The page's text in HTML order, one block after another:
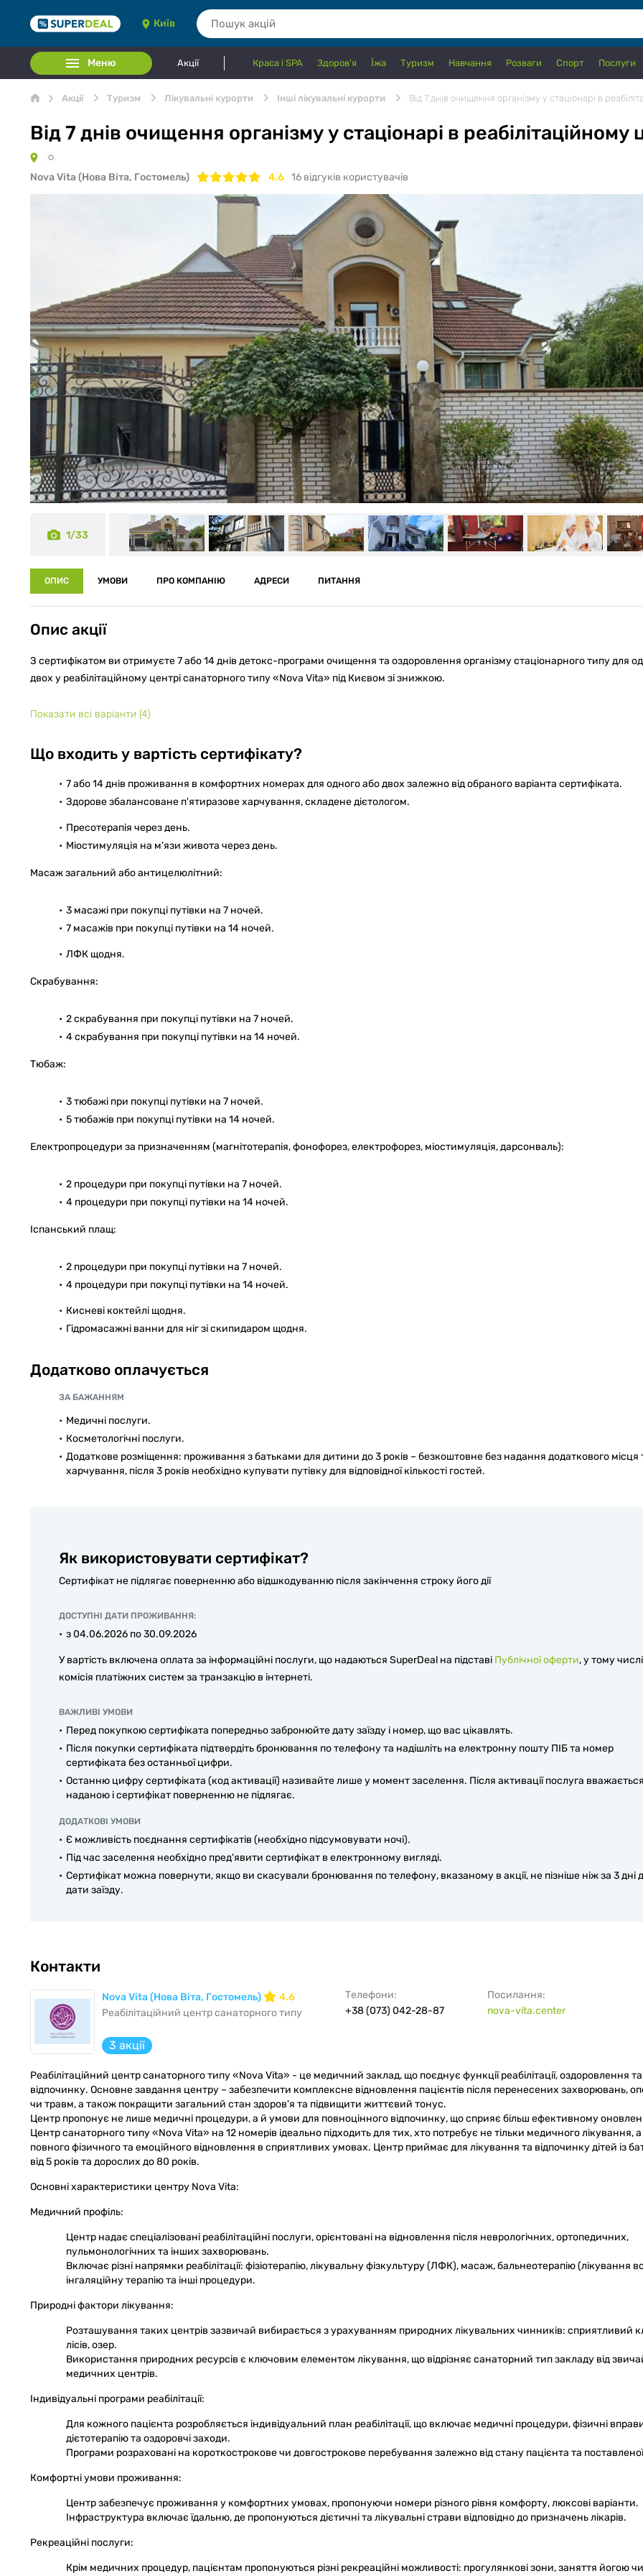
Київ
Меню Акції Краса і SPA Здоров'я Їжа Туризм Навчання Розваги Спорт Послуги
Акції Туризм Лікувальні курорти Інші лікувальні курорти Від 7 днів очищення організму у стаціонарі в
Від 7 днів очищення організму у стаціонарі в реабілітаційному
Nova Vita (Нова Віта, Гостомель) 4.6 16 відгуків користувачів
1/33
ОПИС УМОВИ ПРО КОМПАНІЮ АДРЕСИ ПИТАННЯ
Опис акції
З сертифікатом ви отримуєте 7 або 14 днів детокс-програми очищення та оздоровлення організму стаціонарного типу для
двох у реабілітаційному центрі санаторного типу «Nova Vita» під Києвом зі знижкою.
Показати всі варіанти (4)
Що входить у вартість сертифікату?
7 або 14 днів проживання в комфортних номерах для одного або двох залежно від обраного варіанта сертифіката.
Здорове збалансоване п'ятиразове харчування, складене дієтологом.
Пресотерапія через день.
Міостимуляція на м'язи живота через день.
Масаж загальний або антицелюлітний:
3 масажі при покупці путівки на 7 ночей.
7 масажів при покупці путівки на 14 ночей.
ЛФК щодня.
Скрабування:
2 скрабування при покупці путівки на 7 ночей.
4 скрабування при покупці путівки на 14 ночей.
Тюбаж:
3 тюбажі при покупці путівки на 7 ночей.
5 тюбажів при покупці путівки на 14 ночей.
Електропроцедури за призначенням (магнітотерапія, фонофорез, електрофорез, міостимуляція, дарсонваль):
2 процедури при покупці путівки на 7 ночей.
4 процедури при покупці путівки на 14 ночей.
Іспанський плащ:
2 процедури при покупці путівки на 7 ночей.
4 процедури при покупці путівки на 14 ночей.
Кисневі коктейлі щодня.
Гідромасажні ванни для ніг зі скипидаром щодня.
Додатково оплачується
ЗА БАЖАННЯМ
Медичні послуги.
Косметологічні послуги.
Додаткове розміщення: проживання з батьками для дитини до 3 років – безкоштовне без надання додаткового місця
харчування, після 3 років необхідно купувати путівку для відповідної кількості гостей.
Як використовувати сертифікат?
Сертифікат не підлягає поверненню або відшкодуванню після закінчення строку його дії
ДОСТУПНІ ДАТИ ПРОЖИВАННЯ:
з 04.06.2026 по 30.09.2026
У вартість включена оплата за інформаційні послуги, що надаються SuperDeal на підставі Публічної оферти, у тому числі
комісія платіжних систем за транзакцію в інтернеті.
ВАЖЛИВІ УМОВИ
Перед покупкою сертифіката попередньо забронюйте дату заїзду і номер, що вас цікавлять.
Після покупки сертифіката підтвердіть бронювання по телефону та надішліть на електронну пошту ПІБ та номер
сертифіката без останньої цифри.
Останню цифру сертифіката (код активації) називайте лише у момент заселення. Після активації послуга
наданою і сертифікат поверненню не підлягає.
ДОДАТКОВІ УМОВИ
Є можливість поєднання сертифікатів (необхідно підсумовувати ночі).
Під час заселення необхідно пред'явити сертифікат в електронному вигляді.
Сертифікат можна повернути, якщо ви скасували бронювання по телефону, вказаному в акції, не пізніше ніж за 3 дні
дати заїзду.
Контакти
Nova Vita (Нова Віта, Гостомель)
4.6
Реабілітаційний центр санаторного типу
3 акції
Телефони:
+38 (073) 042-28-87
Посилання:
nova-vita.center
Реабілітаційний центр санаторного типу «Nova Vita» - це медичний заклад, що поєднує функції реабілітації, оздоровлення та
відпочинку. Основне завдання центру – забезпечити комплексне відновлення пацієнтів після перенесених захворювань,
чи травм, а також покращити загальний стан здоров'я та підвищити життєвий тонус.
Центр пропонує не лише медичні процедури, а й умови для повноцінного відпочинку, що сприяє більш ефективному
Центр санаторного типу «Nova Vita» на 12 номерів ідеально підходить для тих, хто потребує не тільки медичного лікування,
повного фізичного та емоційного відновлення в сприятливих умовах. Центр приймає для лікування та відпочинку дітей із
від 5 років та дорослих до 80 років.
Основні характеристики центру Nova Vita:
Медичний профіль:
Центр надає спеціалізовані реабілітаційні послуги, орієнтовані на відновлення після неврологічних, ортопедичних,
пульмонологічних та інших захворювань.
Включає різні напрямки реабілітації: фізіотерапію, лікувальну фізкультуру (ЛФК), масаж, бальнеотерапію (лікування
інгаляційну терапію та інші процедури.
Природні фактори лікування:
Розташування таких центрів зазвичай вибирається з урахуванням природних лікувальних чинників: сприятливий
лісів, озер.
Використання природних ресурсів є ключовим елементом лікування, що відрізняє санаторний тип закладу від
медичних центрів.
Індивідуальні програми реабілітації:
Для кожного пацієнта розробляється індивідуальний план реабілітації, що включає медичні процедури, фізичні
дієтотерапію та оздоровчі заходи.
Програми розраховані на короткострокове чи довгострокове перебування залежно від стану пацієнта та
Комфортні умови проживання:
Центр забезпечує проживання у комфортних умовах, пропонуючи номери різного рівня комфорту, люксові варіанти.
Інфраструктура включає їдальню, де пропонуються дієтичні та лікувальні страви відповідно до призначень лікарів.
Рекреаційні послуги:
Крім медичних процедур, пацієнтам пропонуються різні рекреаційні можливості: прогулянкові зони, заняття йогою